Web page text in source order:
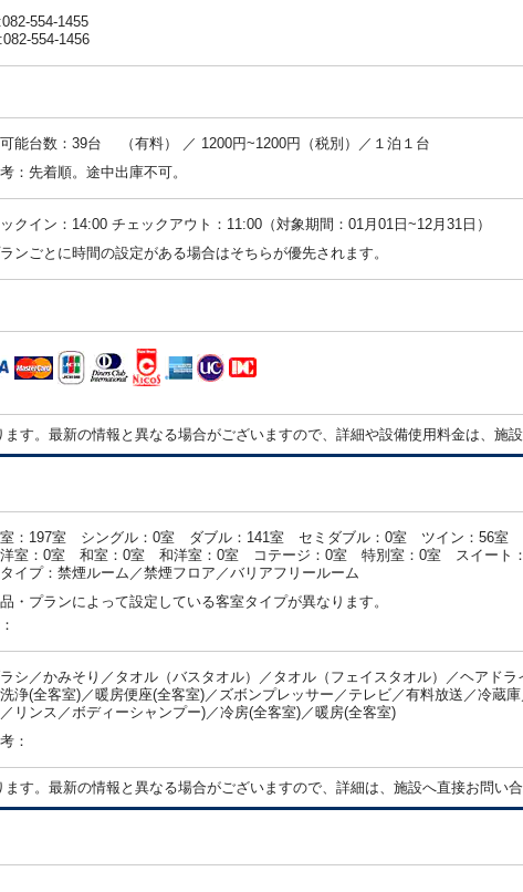
554-1455
554-1456
能台数：39台 （有料） ／ 1200円~1200円（税別）／１泊１台
：先着順。途中出庫不可。
クイン：14:00 チェックアウト：11:00（対象期間：01月01日~12月31日）
ンごとに時間の設定がある場合はそちらが優先されます。
す。最新の情報と異なる場合がございますので、詳細や設備使用料金は、施設
：197室 シングル：0室 ダブル：141室 セミダブル：0室 ツイン：56
室：0室 和室：0室 和洋室：0室 コテージ：0室 特別室：0室 スイート
イプ：禁煙ルーム／禁煙フロア／バリアフリールーム
・プランによって設定している客室タイプが異なります。
シ／かみそり／タオル（バスタオル）／タオル（フェイスタオル）／ヘアド
浄(全客室)／暖房便座(全客室)／ズボンプレッサー／テレビ／有料放送／冷蔵
リンス／ボディーシャンプー)／冷房(全客室)／暖房(全客室)
：
す。最新の情報と異なる場合がございますので、詳細は、施設へ直接お問い合